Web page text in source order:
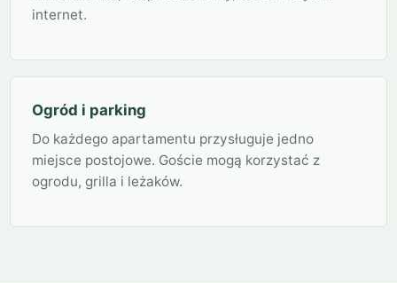
internet.
Ogród i parking
Do każdego apartamentu przysługuje jedno
miejsce postojowe. Goście mogą korzystać z
ogrodu, grilla i leżaków.